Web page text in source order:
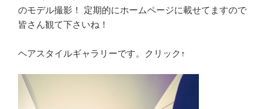
のモデル撮影！ 定期的にホームページに載せてますので
皆さん観て下さいね！
ヘアスタイルギャラリーです。クリック↑